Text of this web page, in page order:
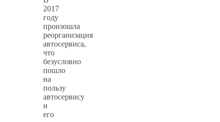
2017
году
произошла
реорганизация
автосервиса,
что
безусловно
пошло
на
пользу
автосервису
и
его